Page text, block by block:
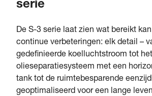
serie
De S-3 serie laat zien wat bereikt
continue verbeteringen: elk detail –
gedefinieerde koelluchtstroom tot
olieseparatiesysteem met een
tank tot de ruimtebesparende
geoptimaliseerd voor een lange